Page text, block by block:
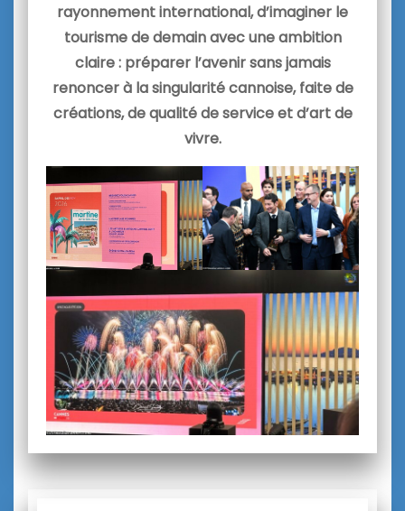
rayonnement international, d’imaginer le
tourisme de demain avec une ambition
claire: préparer l’avenir sans jamais
renoncer à la singularité cannoise, faite de
créations, de qualité de service et d’art de
vivre.